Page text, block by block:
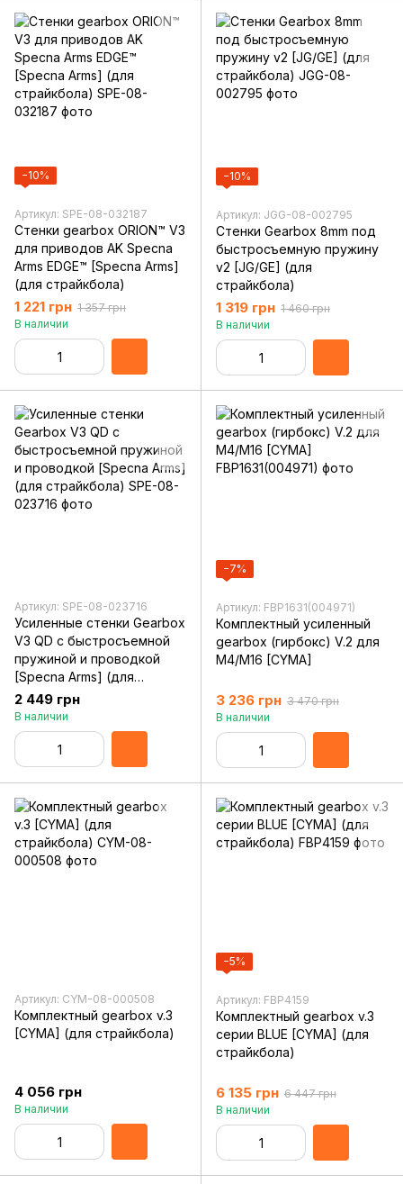
−10%
Артикул: SPE-08-032187
Стенки gearbox ORION™ V3
для приводов AK Specna
Arms EDGE™ [Specna Arms]
(для страйкбола)
1 221 грн 1 357 грн
В наличии
−10%
Артикул: JGG-08-002795
Стенки Gearbox 8mm под
быстросъемную пружину
v2 [JG/GE] (для
страйкбола)
1 319 грн 1 460 грн
В наличии
Артикул: SPE-08-023716
Усиленные стенки Gearbox
V3 QD с быстросъемной
пружиной и проводкой
[Specna Arms] (для
страйкбола)
2 449 грн
В наличии
−7%
Артикул: FBP1631(004971)
Комплектный усиленный
gearbox (гирбокс) V.2 для
M4/M16 [CYMA]
3 236 грн 3 470 грн
В наличии
Артикул: CYM-08-000508
Комплектный gearbox v.3
[CYMA] (для страйкбола)
4 056 грн
В наличии
−5%
Артикул: FBP4159
Комплектный gearbox v.3
серии BLUE [CYMA] (для
страйкбола)
6 135 грн 6 447 грн
В наличии